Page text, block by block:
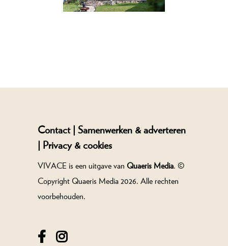
Contact | Samenwerken & adverteren
| Privacy & cookies
VIVACE is een uitgave van Quaeris Media. ©
Copyright Quaeris Media 2026. Alle rechten
voorbehouden.